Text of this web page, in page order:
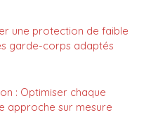
une protection de faible
garde-corps adaptés
: Optimiser chaque
approche sur mesure